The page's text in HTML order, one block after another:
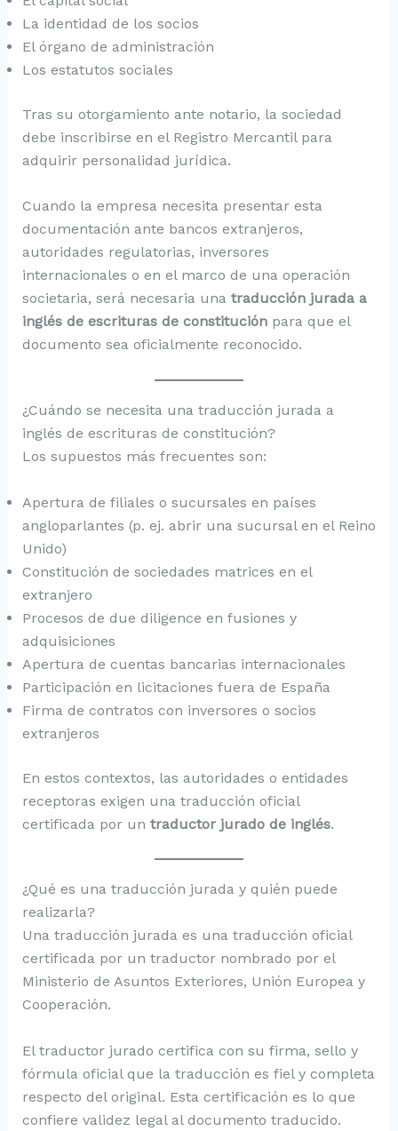
La identidad de los socios
El órgano de administración
Los estatutos sociales
Tras su otorgamiento ante notario, la sociedad
debe inscribirse en el Registro Mercantil para
adquirir personalidad jurídica.
Cuando la empresa necesita presentar esta
documentación ante bancos extranjeros,
autoridades regulatorias, inversores
internacionales o en el marco de una operación
societaria, será necesaria una traducción jurada a
inglés de escrituras de constituciónpara que el
documento sea oficialmente reconocido.
¿Cuándo se necesita una traducción jurada a
inglés de escrituras de constitución?
Los supuestos más frecuentes son:
Apertura de filiales o sucursales en países
angloparlantes (p. ej. abrir una sucursal en el Reino
Unido)
Constitución de sociedades matrices en el
extranjero
Procesos de due diligence en fusiones y
adquisiciones
Apertura de cuentas bancarias internacionales
Participación en licitaciones fuera de España
Firma de contratos con inversores o socios
extranjeros
En estos contextos, las autoridades o entidades
receptoras exigen una traducción oficial
certificada por un traductor jurado de inglés.
¿Qué es una traducción jurada y quién puede
realizarla?
Una traducción jurada es una traducción oficial
certificada por un traductor nombrado por el
Ministerio de Asuntos Exteriores, Unión Europea y
Cooperación.
El traductor jurado certifica con su firma, sello y
fórmula oficial que la traducción es fiel y completa
respecto del original. Esta certificación es lo que
confiere validez legal al documento traducido.